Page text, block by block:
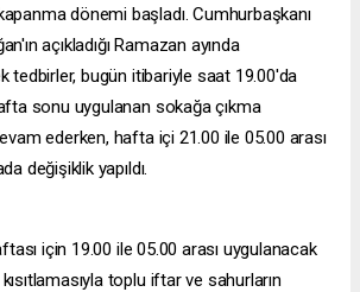
dönemi başladı. Cumhurbaşkanı
açıkladığı Ramazan ayında
tedbirler, bugün itibariyle saat 19.00'da
sonu uygulanan sokağa çıkma
ederken, hafta içi 21.00 ile 05.00 arası
değişiklik yapıldı.
için 19.00 ile 05.00 arası uygulanacak
toplu iftar ve sahurların